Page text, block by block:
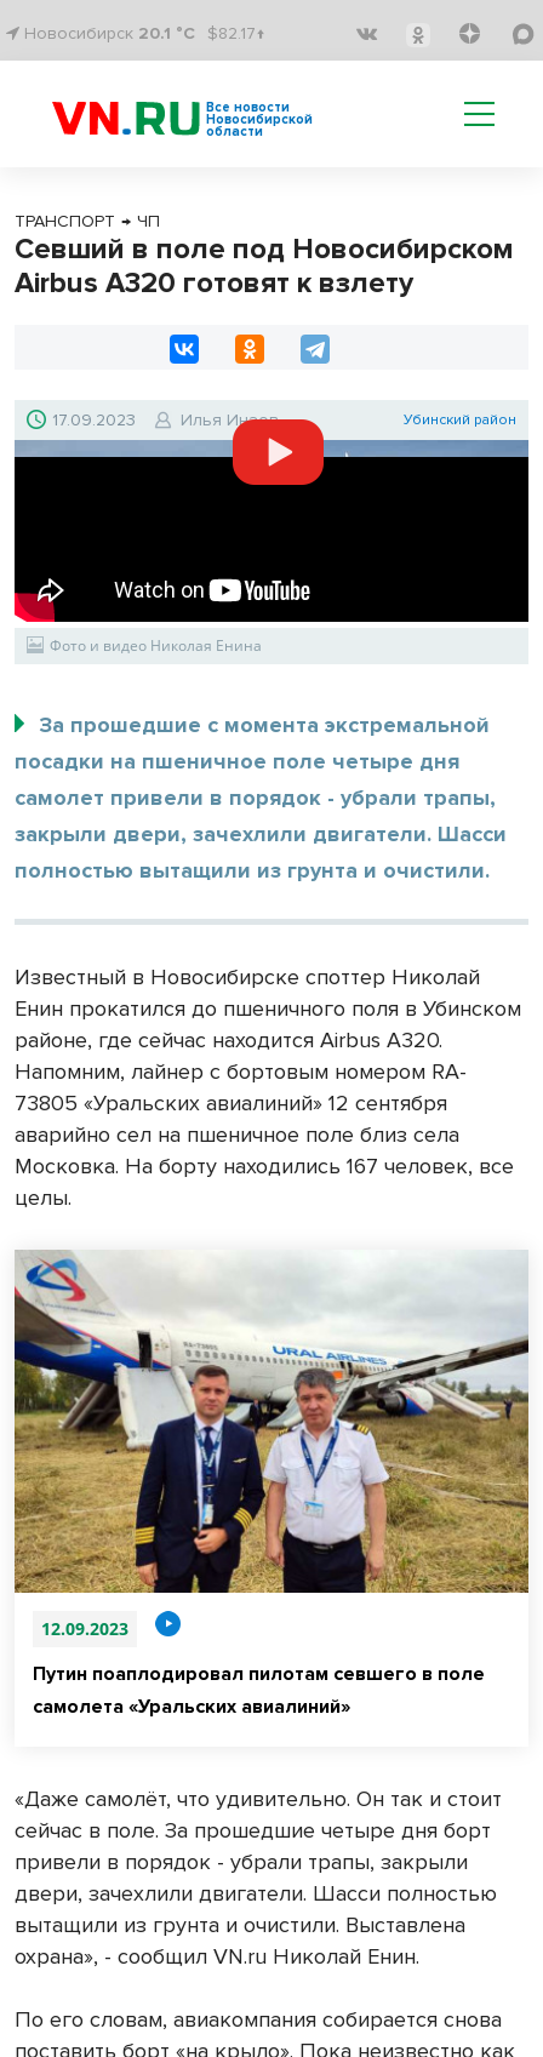
Новосибирск 20.1 °C $82.17↑
Все новости
Новосибирской
области
ТРАНСПОРТ → ЧП
Севший в поле под Новосибирском
Airbus A320 готовят к взлету
17.09.2023 Илья Инзов Убинский район
Фото и видео Николая Енина
За прошедшие с момента экстремальной
посадки на пшеничное поле четыре дня
самолет привели в порядок - убрали трапы,
закрыли двери, зачехлили двигатели. Шасси
полностью вытащили из грунта и очистили.
Известный в Новосибирске споттер Николай
Енин прокатился до пшеничного поля в Убинском
районе, где сейчас находится Airbus A320.
Напомним, лайнер с бортовым номером RA-
73805 «Уральских авиалиний» 12 сентября
аварийно сел на пшеничное поле близ села
Московка. На борту находились 167 человек, все
целы.
12.09.2023
Путин поаплодировал пилотам севшего в поле
самолета «Уральских авиалиний»
«Даже самолёт, что удивительно. Он так и стоит
сейчас в поле. За прошедшие четыре дня борт
привели в порядок - убрали трапы, закрыли
двери, зачехлили двигатели. Шасси полностью
вытащили из грунта и очистили. Выставлена
охрана», - сообщил VN.ru Николай Енин.
По его словам, авиакомпания собирается снова
поставить борт «на крыло». Пока неизвестно как